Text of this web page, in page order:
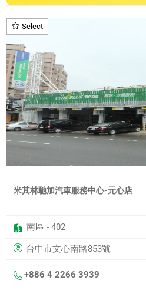
Select
米其林馳加汽車服務中心-元心店
南區 - 402
台中市文心南路853號
+886 4 2266 3939